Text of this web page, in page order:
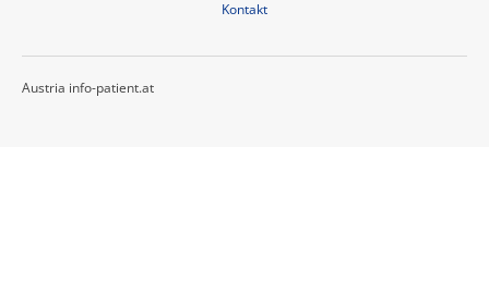
Kontakt
Austria info-patient.at